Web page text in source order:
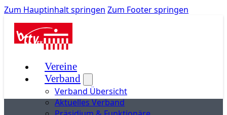
Zum Hauptinhalt springen Zum Footer springen
Vereine
Verband
Verband Übersicht
Aktuelles Verband